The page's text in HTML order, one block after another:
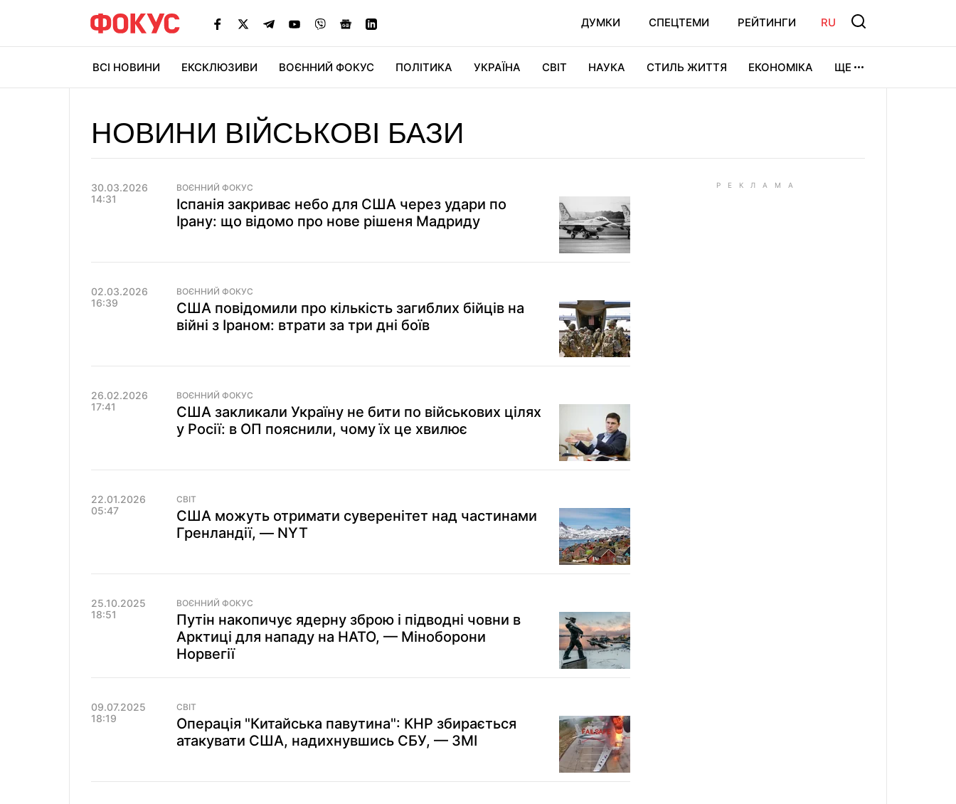
ДУМКИ СПЕЦТЕМИ РЕЙТИНГИ RU
ВСІ НОВИНИ ЕКСКЛЮЗИВИ ВОЄННИЙ ФОКУС ПОЛІТИКА УКРАЇНА СВІТ НАУКА СТИЛЬ ЖИТТЯ ЕКОНОМІКА ЩЕ
НОВИНИ ВІЙСЬКОВІ БАЗИ
30.03.2026
14:31
ВОЄННИЙ ФОКУС
Іспанія закриває небо для США через удари по
Ірану: що відомо про нове рішеня Мадриду
02.03.2026
16:39
ВОЄННИЙ ФОКУС
США повідомили про кількість загиблих бійців на
війні з Іраном: втрати за три дні боїв
26.02.2026
17:41
ВОЄННИЙ ФОКУС
США закликали Україну не бити по військових цілях
у Росії: в ОП пояснили, чому їх це хвилює
22.01.2026
05:47
СВІТ
США можуть отримати суверенітет над частинами
Гренландії, — NYT
25.10.2025
18:51
ВОЄННИЙ ФОКУС
Путін накопичує ядерну зброю і підводні човни в
Арктиці для нападу на НАТО, — Міноборони
Норвегії
09.07.2025
18:19
СВІТ
Операція "Китайська павутина": КНР збирається
атакувати США, надихнувшись СБУ, — ЗМІ